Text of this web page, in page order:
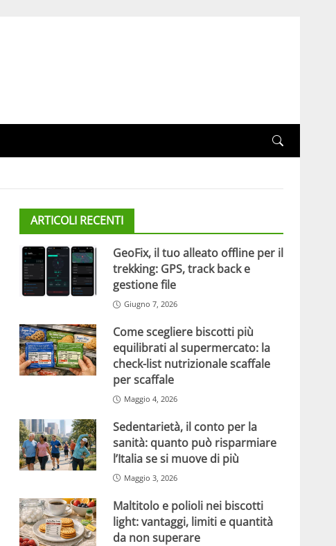
ARTICOLI RECENTI
GeoFix, il tuo alleato offline per il
trekking: GPS, track back e
gestione file
Giugno 7, 2026
Come scegliere biscotti più
equilibrati al supermercato: la
check-list nutrizionale scaffale
per scaffale
Maggio 4, 2026
Sedentarietà, il conto per la
sanità: quanto può risparmiare
l’Italia se si muove di più
Maggio 3, 2026
Maltitolo e polioli nei biscotti
light: vantaggi, limiti e quantità
da non superare